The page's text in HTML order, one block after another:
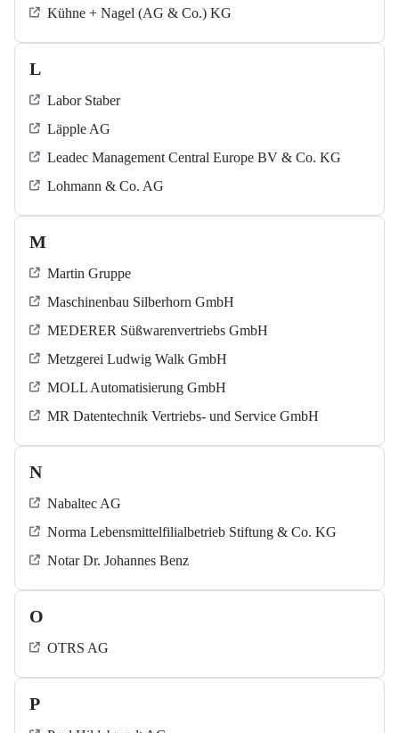
Kühne + Nagel (AG & Co.) KG
L
Labor Staber
Läpple AG
Leadec Management Central Europe BV & Co. KG
Lohmann & Co. AG
M
Martin Gruppe
Maschinenbau Silberhorn GmbH
MEDERER Süßwarenvertriebs GmbH
Metzgerei Ludwig Walk GmbH
MOLL Automatisierung GmbH
MR Datentechnik Vertriebs- und Service GmbH
N
Nabaltec AG
Norma Lebensmittelfilialbetrieb Stiftung & Co. KG
Notar Dr. Johannes Benz
O
OTRS AG
P